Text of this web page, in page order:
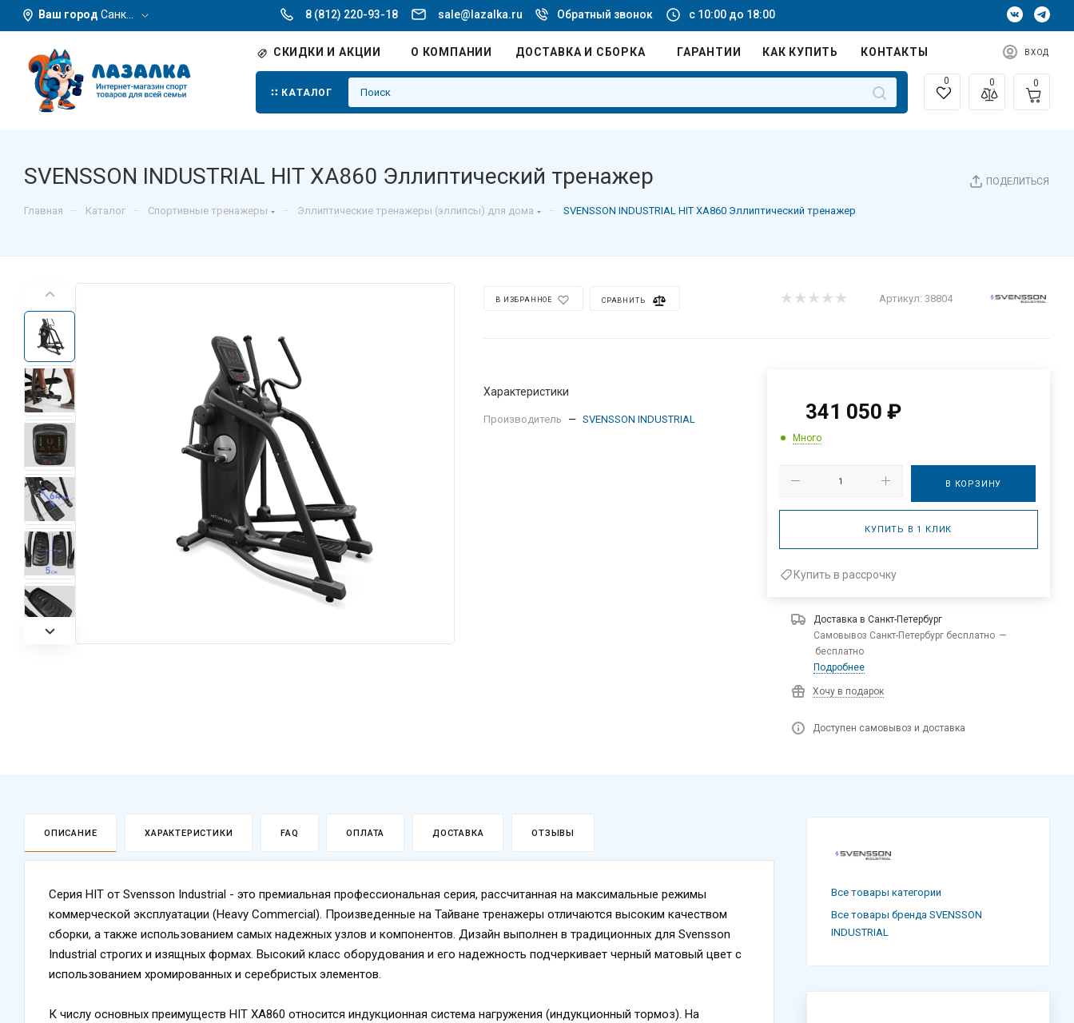
Ваш город Санкт-Петербург 8 (812) 220-93-18 sale@lazalka.ru Обратный звонок с 10:00 до 18:00
СКИДКИ И АКЦИИ О КОМПАНИИ ДОСТАВКА И СБОРКА ГАРАНТИИ КАК КУПИТЬ КОНТАКТЫ ВХОД
КАТАЛОГ
0 0 0
ПОДЕЛИТЬСЯ
SVENSSON INDUSTRIAL HIT XA860 Эллиптический тренажер
Главная – Каталог – Спортивные тренажеры – Эллиптические тренажеры (эллипсы) для дома – SVENSSON INDUSTRIAL HIT XA860 Эллиптический тренажер
В ИЗБРАННОЕ СРАВНИТЬ Артикул: 38804
Характеристики
Производитель — SVENSSON INDUSTRIAL 341 050 ₽
Много
В КОРЗИНУ
КУПИТЬ В 1 КЛИК
Купить в рассрочку
Доставка в Санкт-Петербург
Самовывоз Санкт-Петербург бесплатно —
бесплатно
Подробнее
Хочу в подарок
Доступен самовывоз и доставка
ОПИСАНИЕ ХАРАКТЕРИСТИКИ FAQ ОПЛАТА ДОСТАВКА ОТЗЫВЫ
Серия HIT от Svensson Industrial - это премиальная профессиональная серия, рассчитанная на максимальные режимы
коммерческой эксплуатации (Heavy Commercial). Произведенные на Тайване тренажеры отличаются высоким качеством
сборки, а также использованием самых надежных узлов и компонентов. Дизайн выполнен в традиционных для Svensson
Industrial строгих и изящных формах. Высокий класс оборудования и его надежность подчеркивает черный матовый цвет с
использованием хромированных и серебристых элементов.
К числу основных преимуществ HIT XA860 относится индукционная система нагружения (индукционный тормоз). На
Все товары категории
Все товары бренда SVENSSON
INDUSTRIAL